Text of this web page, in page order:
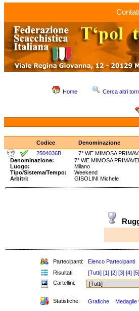
Home Cerca altri
Codice Denominazione
2504036B
7° WE MIMOSA
Denominazione:
7° WE MIMOSA
Luogo:
Milano
Tipo/Sistema/Tempo:
Weekend
Arbitri:
GISOLINI Michele
Partecipanti: Elenco Partecipanti
Risultati:
[Tutti] [1] [2] [3] [4] [5]
Cartellini:
Statistiche: Grafiche Medaglie